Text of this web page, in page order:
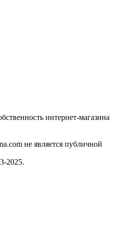
интернет-магазина
не является публичной
2025.